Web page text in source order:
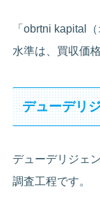
「obrtni kapital
水準は、買収価
デューデリ
デューデリジェ
調査工程です。